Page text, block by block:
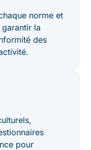
norme et
garantir la
des
pour